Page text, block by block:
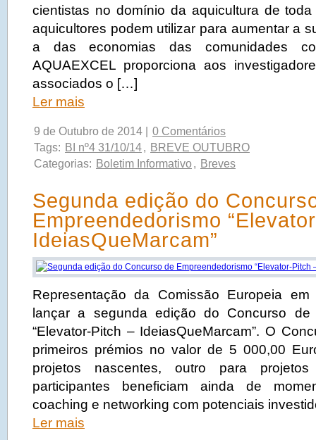
cientistas no domínio da aquicultura de
aquicultores podem utilizar para aumentar a
a das economias das comunidades
AQUAEXCEL proporciona aos
associados o […]
Ler mais
9 de Outubro de 2014 |
0 Comentários
Tags: BI nº4 31/10/14, BREVE OUTUBRO
Categorias: Boletim Informativo, Breves
Segunda edição do
Empreendedorismo
IdeiasQueMarcam”
Representação da Comissão Europeia
lançar a segunda edição do Concurso de
“Elevator-Pitch – IdeiasQueMarcam”. O
primeiros prémios no valor de 5 000,00
projetos nascentes, outro para
participantes beneficiam ainda de
coaching e networking com potenciais
Ler mais